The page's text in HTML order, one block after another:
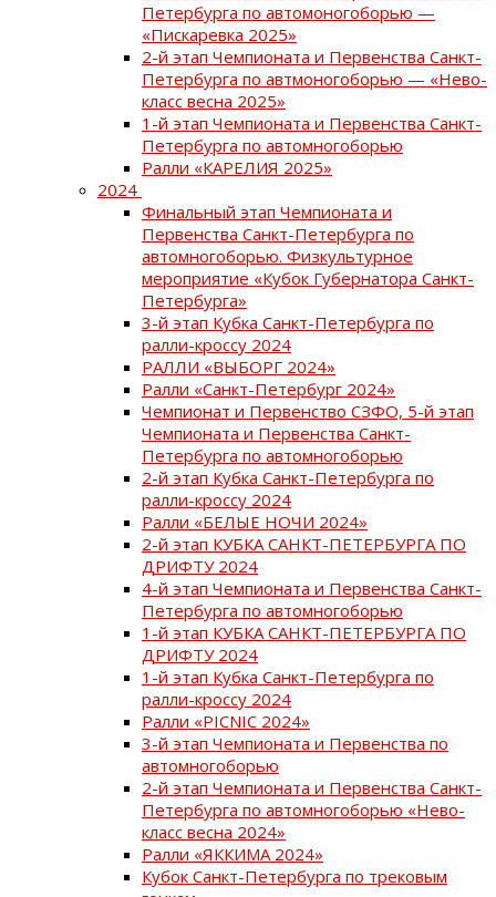
Петербурга по автомоногоборью —
«Пискаревка 2025»
2-й этап Чемпионата и Первенства Санкт-
Петербурга по автмоногоборью — «Нево-
класс весна 2025»
1-й этап Чемпионата и Первенства Санкт-
Петербурга по автомногоборью
Ралли «КАРЕЛИЯ 2025»
2024
Финальный этап Чемпионата и
Первенства Санкт-Петербурга по
автомногоборью. Физкультурное
мероприятие «Кубок Губернатора Санкт-
Петербурга»
3-й этап Кубка Санкт-Петербурга по
ралли-кроссу 2024
РАЛЛИ «ВЫБОРГ 2024»
Ралли «Санкт-Петербург 2024»
Чемпионат и Первенство СЗФО, 5-й этап
Чемпионата и Первенства Санкт-
Петербурга по автомногоборью
2-й этап Кубка Санкт-Петербурга по
ралли-кроссу 2024
Ралли «БЕЛЫЕ НОЧИ 2024»
2-й этап КУБКА САНКТ-ПЕТЕРБУРГА ПО
ДРИФТУ 2024
4-й этап Чемпионата и Первенства Санкт-
Петербурга по автомногоборью
1-й этап КУБКА САНКТ-ПЕТЕРБУРГА ПО
ДРИФТУ 2024
1-й этап Кубка Санкт-Петербурга по
ралли-кроссу 2024
Ралли «PICNIC 2024»
3-й этап Чемпионата и Первенства по
автомногоборью
2-й этап Чемпионата и Первенства Санкт-
Петербурга по автомногоборью «Нево-
класс весна 2024»
Ралли «ЯККИМА 2024»
Кубок Санкт-Петербурга по трековым